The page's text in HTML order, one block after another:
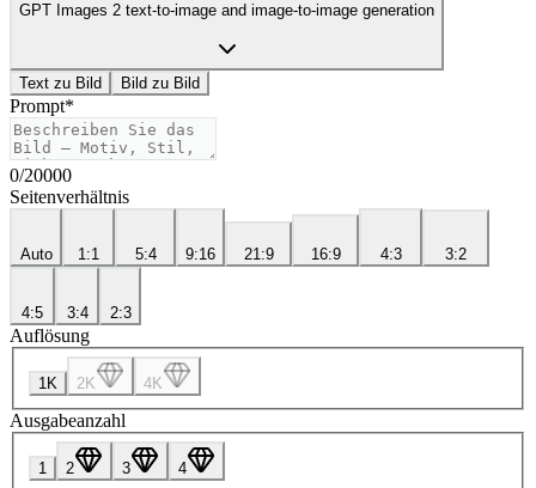
GPT Images 2 text-to-image and image-to-image generation
Text zu Bild Bild zu Bild
Prompt*
0/20000
Seitenverhältnis
Auto 1:1 5:4 9:16 21:9 16:9 4:3 3:2
4:5 3:4 2:3
Auflösung
1K 2K 4K
Ausgabeanzahl
1 2 3 4